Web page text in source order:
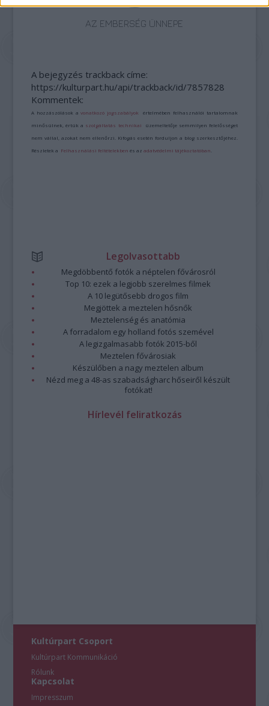
AZ EMBERSÉG ÜNNEPE
A bejegyzés trackback címe:
https://kulturpart.hu/api/trackback/id/7857828
Kommentek:
A hozzászólások avonatkozó jogszabályok értelmében felhasználói tartalomnak
minősülnek, értük a szolgáltatás technikai üzemeltetője semmilyen felelősséget
nem vállal, azokat nem ellenőrzi. Kifogás esetén forduljon a blog szerkesztőjéhez.
Részletek a Felhasználási feltételekben és azadatvédelmi tájékoztatóban
Legolvasottabb
Megdöbbentő fotók a néptelen fővárosról
Top 10: ezek a legjobb szerelmes filmek
A 10 legütősebb drogos film
Megjöttek a meztelen hősnők
Meztelenség és anatómia
A forradalom egy holland fotós szemével
A legizgalmasabb fotók 2015-ből
Meztelen fővárosiak
Készülőben a nagy meztelen album
Nézd meg a 48-as szabadságharc hőseiről készült
fotókat!
Hírlevél feliratkozás
Kultúrpart Csoport
Kultúrpart Kommunikáció
Rólunk
Kapcsolat
Impresszum